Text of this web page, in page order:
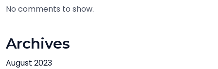
No comments to show.
Archives
August 2023